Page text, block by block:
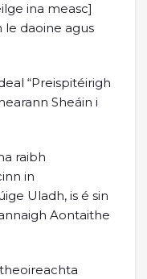
ina measc]
le daoine agus
“Preispitéirigh
Sheáin i
raibh
in
Uladh, is é sin
Aontaithe